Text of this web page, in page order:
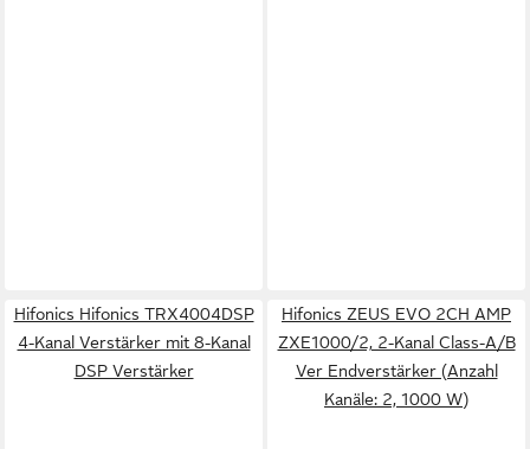
Hifonics Hifonics TRX4004DSP
4-Kanal Verstärker mit 8-Kanal
DSP Verstärker
Hifonics ZEUS EVO 2CH AMP
ZXE1000/2, 2-Kanal Class-A/B
Ver Endverstärker (Anzahl
Kanäle: 2, 1000 W)